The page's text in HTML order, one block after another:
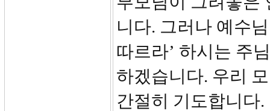
니다. 그러나 예수
따르라’ 하시는 주
하겠습니다. 우리
간절히 기도합니다.